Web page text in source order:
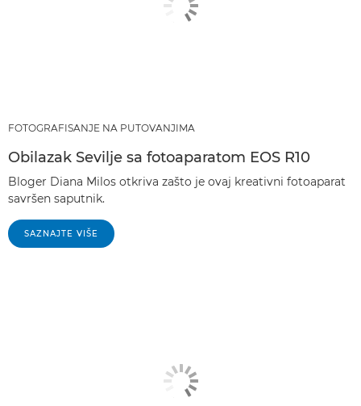
FOTOGRAFISANJE NA PUTOVANJIMA
Obilazak Sevilje sa fotoaparatom EOS R10
Bloger Diana Milos otkriva zašto je ovaj kreativni fotoaparat
savršen saputnik.
SAZNAJTE VIŠE